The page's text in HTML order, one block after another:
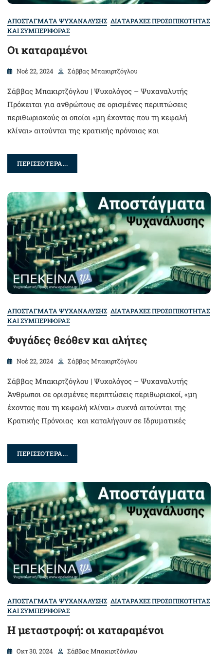
ΑΠΟΣΤΑΓΜΑΤΑ ΨΥΧΑΝΑΛΥΣΗΣ ΔΙΑΤΑΡΑΧΕΣ ΠΡΟΣΩΠΙΚΟΤΗΤΑΣ
ΚΑΙ ΣΥΜΠΕΡΙΦΟΡΑΣ
Οι καταραμένοι
Νοέ 22, 2024 Σάββας Μπακιρτζόγλου
Σάββας Μπακιρτζόγλου | Ψυχολόγος – Ψυχαναλυτής
Πρόκειται για ανθρώπους σε ορισμένες περιπτώσεις
περιθωριακούς οι οποίοι «μη έχοντας που τη κεφαλή
κλίναι» αιτούνται της κρατικής πρόνοιας και
ΠΕΡΙΣΣΟΤΕΡΑ...
ΑΠΟΣΤΑΓΜΑΤΑ ΨΥΧΑΝΑΛΥΣΗΣ ΔΙΑΤΑΡΑΧΕΣ ΠΡΟΣΩΠΙΚΟΤΗΤΑΣ
ΚΑΙ ΣΥΜΠΕΡΙΦΟΡΑΣ
Φυγάδες θεόθεν και αλήτες
Νοέ 22, 2024 Σάββας Μπακιρτζόγλου
Σάββας Μπακιρτζόγλου | Ψυχολόγος – Ψυχαναλυτής
Άνθρωποι σε ορισμένες περιπτώσεις περιθωριακοί, «μη
έχοντας που τη κεφαλή κλίναι» συχνά αιτούνται της
Κρατικής Πρόνοιας και καταλήγουν σε Ιδρυματικές
ΠΕΡΙΣΣΟΤΕΡΑ...
ΑΠΟΣΤΑΓΜΑΤΑ ΨΥΧΑΝΑΛΥΣΗΣ ΔΙΑΤΑΡΑΧΕΣ ΠΡΟΣΩΠΙΚΟΤΗΤΑΣ
ΚΑΙ ΣΥΜΠΕΡΙΦΟΡΑΣ
Η μεταστροφή: oι καταραμένοι
Οκτ 30, 2024 Σάββας Μπακιρτζόγλου